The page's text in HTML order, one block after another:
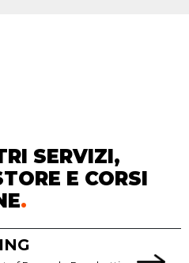
SERVIZI,
E CORSI
.